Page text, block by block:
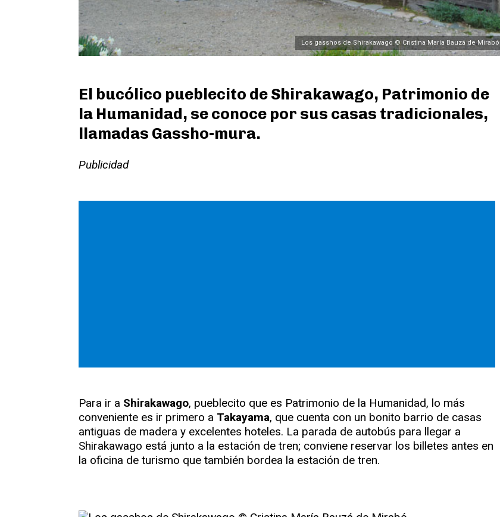
Los gasshos de Shirakawago © Cristina María Bauzá de Mirabó
El bucólico pueblecito de Shirakawago, Patrimonio de
la Humanidad, se conoce por sus casas tradicionales,
llamadas Gassho-mura.
Publicidad
Para ir a Shirakawago, pueblecito que es Patrimonio de la Humanidad, lo más
conveniente es ir primero a Takayama, que cuenta con un bonito barrio de casas
antiguas de madera y excelentes hoteles. La parada de autobús para llegar a
Shirakawago está junto a la estación de tren; conviene reservar los billetes antes en
la oficina de turismo que también bordea la estación de tren.